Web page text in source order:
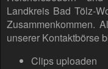
Landkreis Bad Tölz-
Zusammenkommen.
unserer Kontaktbörse
Clips uploaden